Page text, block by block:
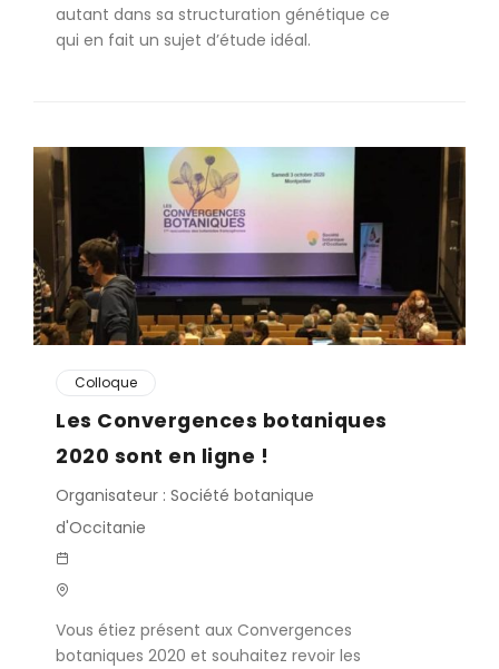
autant dans sa structuration génétique ce
qui en fait un sujet d’étude idéal.
Colloque
Les Convergences botaniques
2020 sont en ligne !
Organisateur : Société botanique
d'Occitanie
Vous étiez présent aux Convergences
botaniques 2020 et souhaitez revoir les